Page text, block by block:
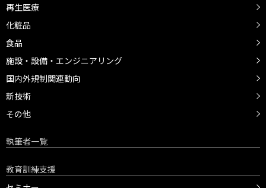
再生医療
化粧品
食品
施設・設備・エンジニアリング
国内外規制関連動向
新技術
その他
執筆者一覧
教育訓練支援